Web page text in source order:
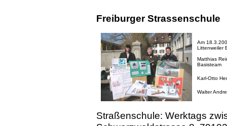
Freiburger Strassenschule
Am
Littenweiler
Matthias
Basisteam
Karl-Otto
Walter
Straßenschule: Werktags